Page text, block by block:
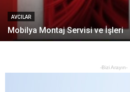
AVCILAR
Mobilya Montaj Servisi ve İşleri
-Bizi Arayın-